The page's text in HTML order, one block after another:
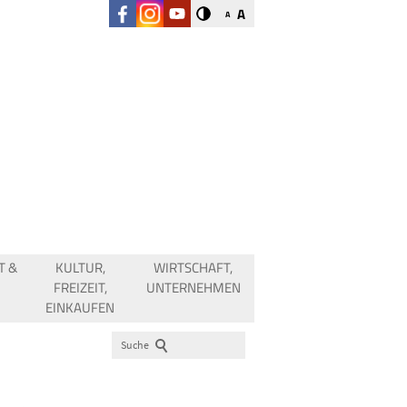
A A
&
KULTUR,
FREIZEIT,
EINKAUFEN
WIRTSCHAFT,
UNTERNEHMEN
Suche